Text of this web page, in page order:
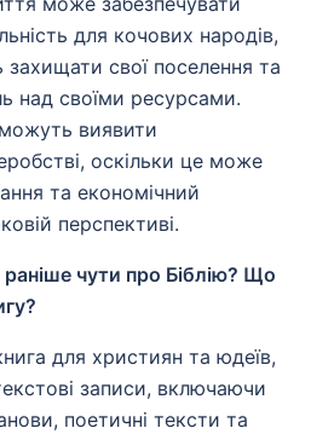
для кочових народів,
свої поселення та
над своїми ресурсами.
виявити
оскільки це може
та економічний
перспективі.
чути про Біблію? Що
для християн та юдеїв,
записи, включаючи
поетичні тексти та